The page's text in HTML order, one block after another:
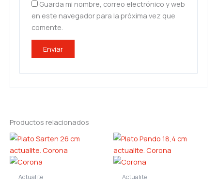
Guarda mi nombre, correo electrónico y web
en este navegador para la próxima vez que
comente.
Productos relacionados
Actualite Actualite